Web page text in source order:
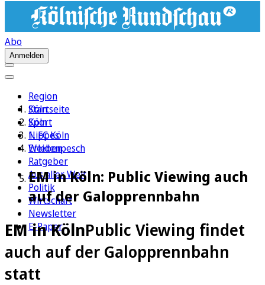
Abo
Anmelden
Region
Köln
Sport
1. FC Köln
Erleben
Ratgeber
Aus aller Welt
Politik
Wirtschaft
Newsletter
E-Paper
Startseite
Köln
Nippes
Weidenpesch
EM in Köln: Public Viewing auch
auf der Galopprennbahn
EM in KölnPublic Viewing findet
auch auf der Galopprennbahn
statt